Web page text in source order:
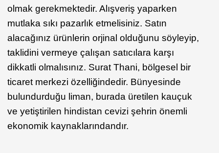
olmak gerekmektedir. Alışveriş yaparken
mutlaka sıkı pazarlık etmelisiniz. Satın
alacağınız ürünlerin orjinal olduğunu söyleyip,
taklidini vermeye çalışan satıcılara karşı
dikkatli olmalısınız. Surat Thani, bölgesel bir
ticaret merkezi özelliğindedir. Bünyesinde
bulundurduğu liman, burada üretilen kauçuk
ve yetiştirilen hindistan cevizi şehrin önemli
ekonomik kaynaklarındandır.